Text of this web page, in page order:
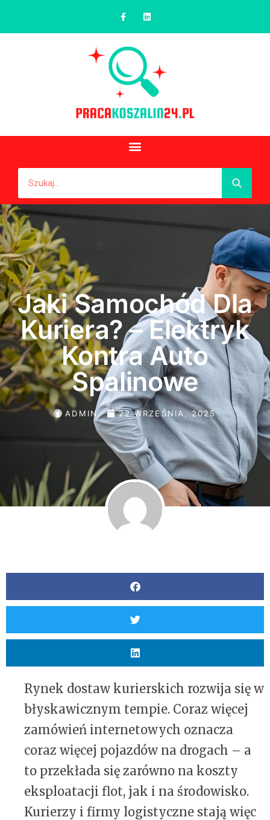
Jaki Samochód Dla
Kuriera? – Elektryk
Kontra Auto
Spalinowe
ADMIN 22 WRZEŚNIA, 2025
Rynek dostaw kurierskich rozwija się w
błyskawicznym tempie. Coraz więcej
zamówień internetowych oznacza
coraz więcej pojazdów na drogach – a
to przekłada się zarówno na koszty
eksploatacji flot, jak i na środowisko.
Kurierzy i firmy logistyczne stają więc